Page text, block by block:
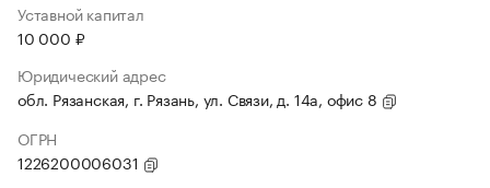
Уставной капитал
10 000 ₽
Юридический адрес
обл. Рязанская, г. Рязань, ул. Связи, д. 14а, офис 8
ОГРН
1226200006031